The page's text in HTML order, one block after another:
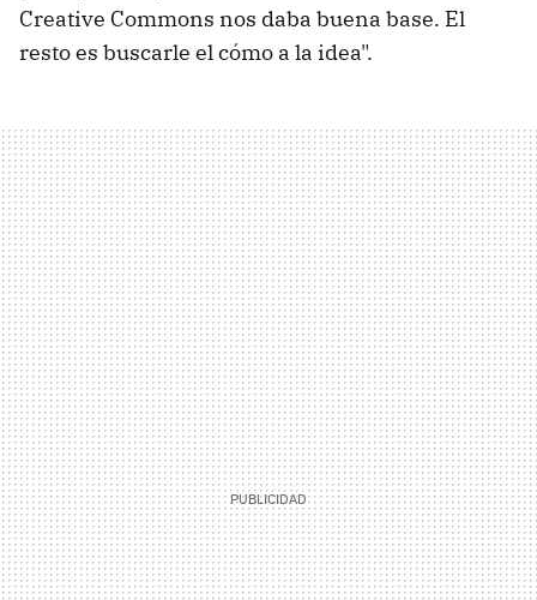
Creative Commons nos daba buena base. El
resto es buscarle el cómo a la idea".